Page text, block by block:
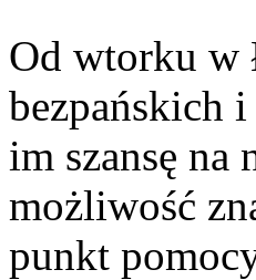
Od wtorku w
bezpańskich
im szansę na
możliwość
punkt